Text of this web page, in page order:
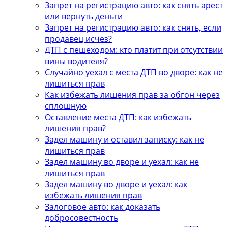
Запрет на регистрацию авто: как снять арест
или вернуть деньги
Запрет на регистрацию авто: как снять, если
продавец исчез?
ДТП с пешеходом: кто платит при отсутствии
вины водителя?
Случайно уехал с места ДТП во дворе: как не
лишиться прав
Как избежать лишения прав за обгон через
сплошную
Оставление места ДТП: как избежать
лишения прав?
Задел машину и оставил записку: как не
лишиться прав
Задел машину во дворе и уехал: как не
лишиться прав
Задел машину во дворе и уехал: как
избежать лишения прав
Залоговое авто: как доказать
добросовестность